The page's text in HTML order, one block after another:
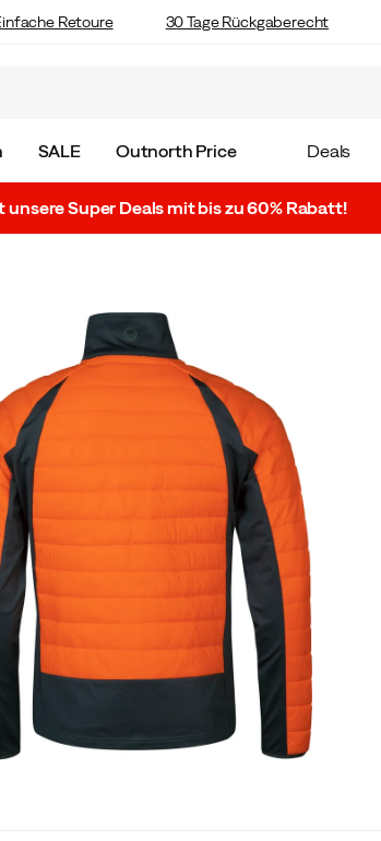
Retoure 30 Tage Rückgaberecht
SALE Outnorth Price Deals
unsere Super Deals mit bis zu 60% Rabatt!